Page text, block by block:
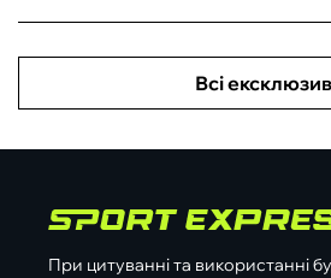
Всі
При цитуванні та використанні